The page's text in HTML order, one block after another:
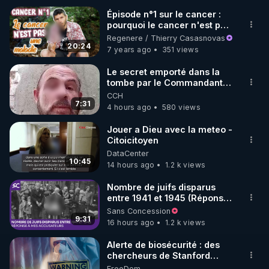
🌱 INSTAGRAM
https://www.instagram.com/rdlr_thierrycasasnovas/
http://rgnr.li/instagram
🌱 LA NEWSLETTER
Pour ne pas rater l’actualité RGNR (stages,
http://rgnr.li/news
🌱 VIDÉOS NON CENSURÉES SUR ODYSEE
Toutes les vidéos Youtube sont aussi sur la
http://rgnr.li/odysee
🌱 LES STAGES EN PRÉSENTIEL
20:24
Épisode n°1 sur le cancer :
pourquoi le cancer n'est pas
une maladie (au sens
commun du terme) ?
Regenere / Thierry Casasnovas
7 years ago
351 views
7:31
Le secret emporté dans la
tombe par le Commandant
Cousteau le 25 juin 1997
CCH
4 hours ago
580 views
10:45
Jouer a Dieu avec la meteo -
Citoicitoyen
DataCenter
14 hours ago
1.2 k views
9:31
Nombre de juifs disparus
entre 1941 et 1945 (Réponse
à mes accusateurs)
Sans Concession
16 hours ago
1.2 k views
Alerte de biosécurité : des
chercheurs de Stanford
utilisent l’IA pour concevoir